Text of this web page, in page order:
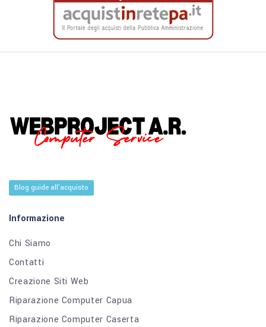
Blog guide all'acquisto
Informazione
Chi Siamo
Contatti
Creazione Siti Web
Riparazione Computer Capua
Riparazione Computer Caserta